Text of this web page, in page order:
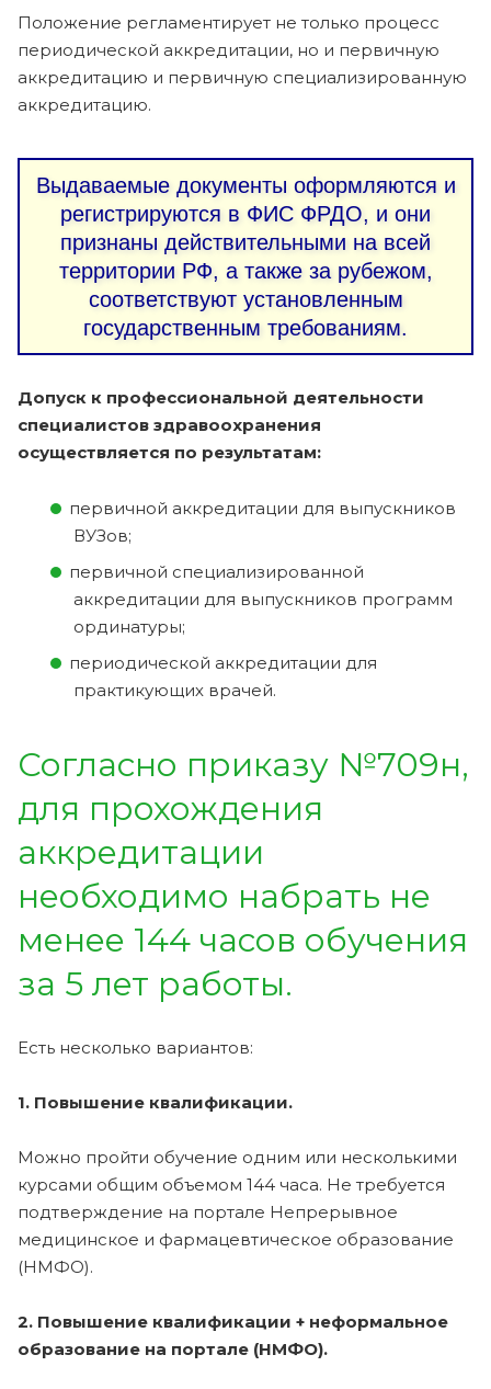
Положение регламентирует не только процесс
периодической аккредитации, но и первичную
аккредитацию и первичную специализированную
аккредитацию.
Выдаваемые документы оформляются и
регистрируются в ФИС ФРДО, и они
признаны действительными на всей
территории РФ, а также за рубежом,
соответствуют установленным
государственным требованиям.
Допуск к профессиональной деятельности
специалистов здравоохранения
осуществляется по результатам:
первичной аккредитации для выпускников
ВУЗов;
первичной специализированной
аккредитации для выпускников программ
ординатуры;
периодической аккредитации для
практикующих врачей.
Согласно приказу №709н,
для прохождения
аккредитации
необходимо набрать не
менее 144 часов обучения
за 5 лет работы.
Есть несколько вариантов:
1. Повышение квалификации.
Можно пройти обучение одним или несколькими
курсами общим объемом 144 часа. Не требуется
подтверждение на портале Непрерывное
медицинское и фармацевтическое образование
(НМФО).
2. Повышение квалификации + неформальное
образование на портале (НМФО).